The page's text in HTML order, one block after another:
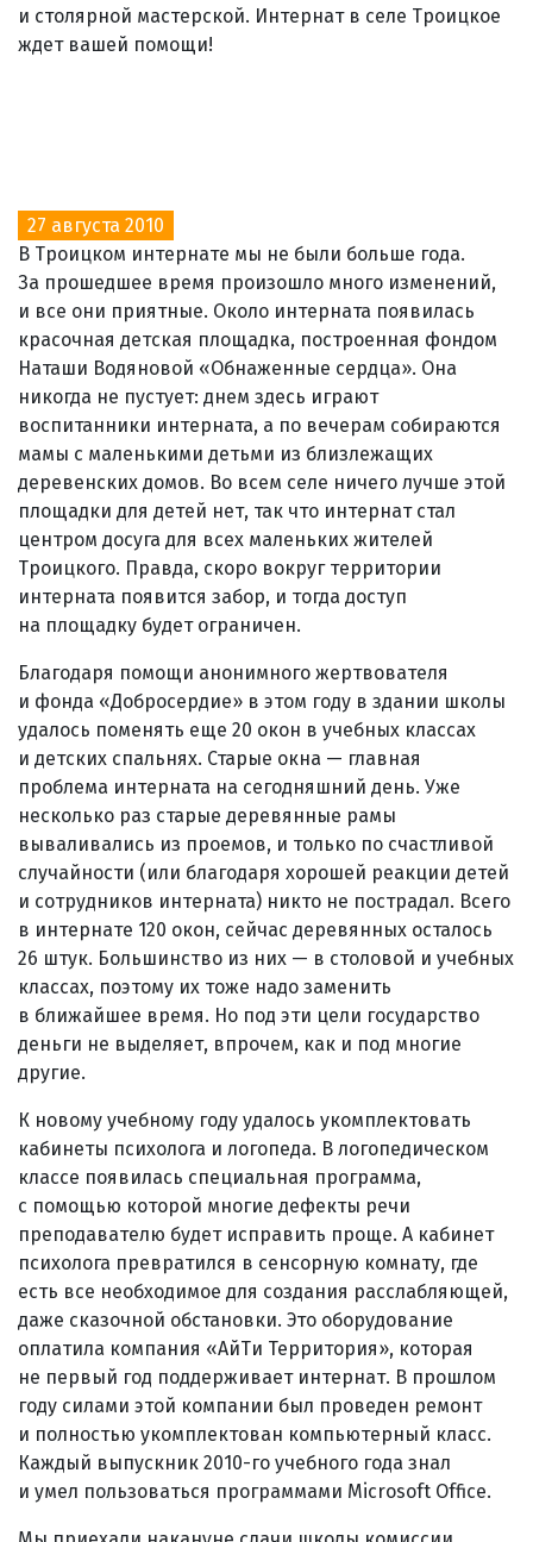
и столярной мастерской. Интернат в селе Троицкое
ждет вашей помощи!
27 августа 2010
В Троицком интернате мы не были больше года.
За прошедшее время произошло много изменений,
и все они приятные. Около интерната появилась
красочная детская площадка, построенная фондом
Наташи Водяновой «Обнаженные сердца». Она
никогда не пустует: днем здесь играют
воспитанники интерната, а по вечерам собираются
мамы с маленькими детьми из близлежащих
деревенских домов. Во всем селе ничего лучше этой
площадки для детей нет, так что интернат стал
центром досуга для всех маленьких жителей
Троицкого. Правда, скоро вокруг территории
интерната появится забор, и тогда доступ
на площадку будет ограничен.
Благодаря помощи анонимного жертвователя
и фонда «Добросердие» в этом году в здании школы
удалось поменять еще 20 окон в учебных классах
и детских спальнях. Старые окна — главная
проблема интерната на сегодняшний день. Уже
несколько раз старые деревянные рамы
вываливались из проемов, и только по счастливой
случайности (или благодаря хорошей реакции детей
и сотрудников интерната) никто не пострадал. Всего
в интернате 120 окон, сейчас деревянных осталось
26 штук. Большинство из них — в столовой и учебных
классах, поэтому их тоже надо заменить
в ближайшее время. Но под эти цели государство
деньги не выделяет, впрочем, как и под многие
другие.
К новому учебному году удалось укомплектовать
кабинеты психолога и логопеда. В логопедическом
классе появилась специальная программа,
с помощью которой многие дефекты речи
преподавателю будет исправить проще. А кабинет
психолога превратился в сенсорную комнату, где
есть все необходимое для создания расслабляющей,
даже сказочной обстановки. Это оборудование
оплатила компания «АйТи Территория», которая
не первый год поддерживает интернат. В прошлом
году силами этой компании был проведен ремонт
и полностью укомплектован компьютерный класс.
Каждый выпускник 2010-го учебного года знал
и умел пользоваться программами Microsoft Office.